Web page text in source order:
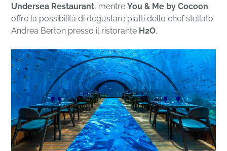
Undersea Restaurant, mentreYou & Me by Cocoon
offre la possibilità di degustare piatti dello chef stellato
Andrea Berton presso il ristorante H2O.